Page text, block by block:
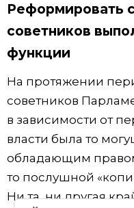
Реформировать
советников
функции
На протяжении
советников
в зависимости от
власти была то
обладающим правом
то послушной
Ни та, ни другая